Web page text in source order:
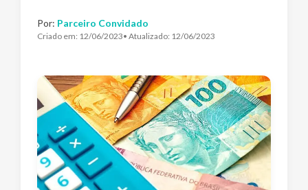
Por: Parceiro Convidado
Criado em: 12/06/2023• Atualizado: 12/06/2023